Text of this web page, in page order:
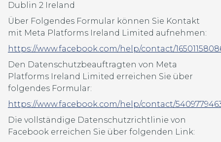
Dublin 2 Ireland
Über Folgendes Formular können Sie Kontakt
mit Meta Platforms Ireland Limited aufnehmen:
https://www.facebook.com/help/contact/
Den Datenschutzbeauftragten von Meta
Platforms Ireland Limited erreichen Sie über
folgendes Formular:
https://www.facebook.com/help/contact/
Die vollständige Datenschutzrichtlinie von
Facebook erreichen Sie über folgenden Link: